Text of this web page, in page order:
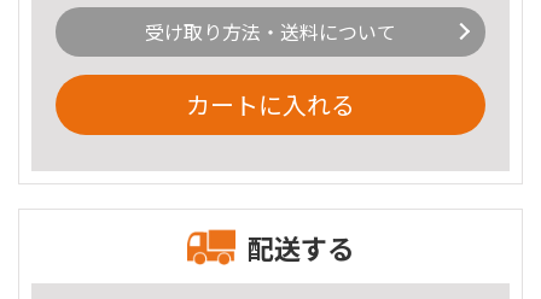
受け取り方法・送料について
カートに入れる
配送する